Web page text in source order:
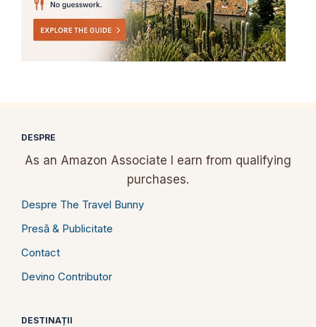
DESPRE
As an Amazon Associate I earn from qualifying
purchases.
Despre The Travel Bunny
Presă & Publicitate
Contact
Devino Contributor
DESTINAȚII